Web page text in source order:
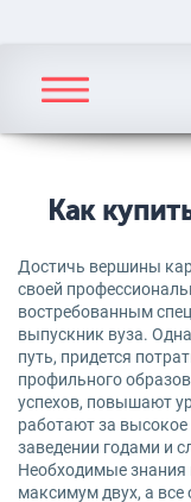
Как
Достичь вершины
своей
востребованным
выпускник вуза.
путь, придется
профильного
успехов, повышают
работают за высокое
заведении годами и
Необходимые знания
максимум двух, а все